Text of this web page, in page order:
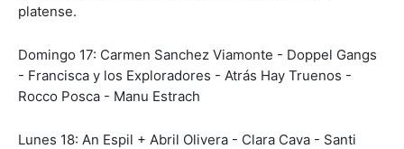
platense.
Domingo 17: Carmen Sanchez Viamonte - Doppel Gangs
- Francisca y los Exploradores - Atrás Hay Truenos -
Rocco Posca - Manu Estrach
Lunes 18: An Espil + Abril Olivera - Clara Cava - Santi